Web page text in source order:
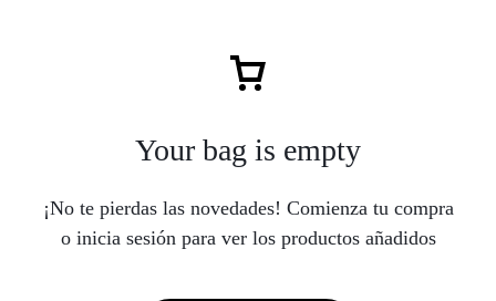
Your bag is empty
¡No te pierdas las novedades! Comienza tu compra
o inicia sesión para ver los productos añadidos